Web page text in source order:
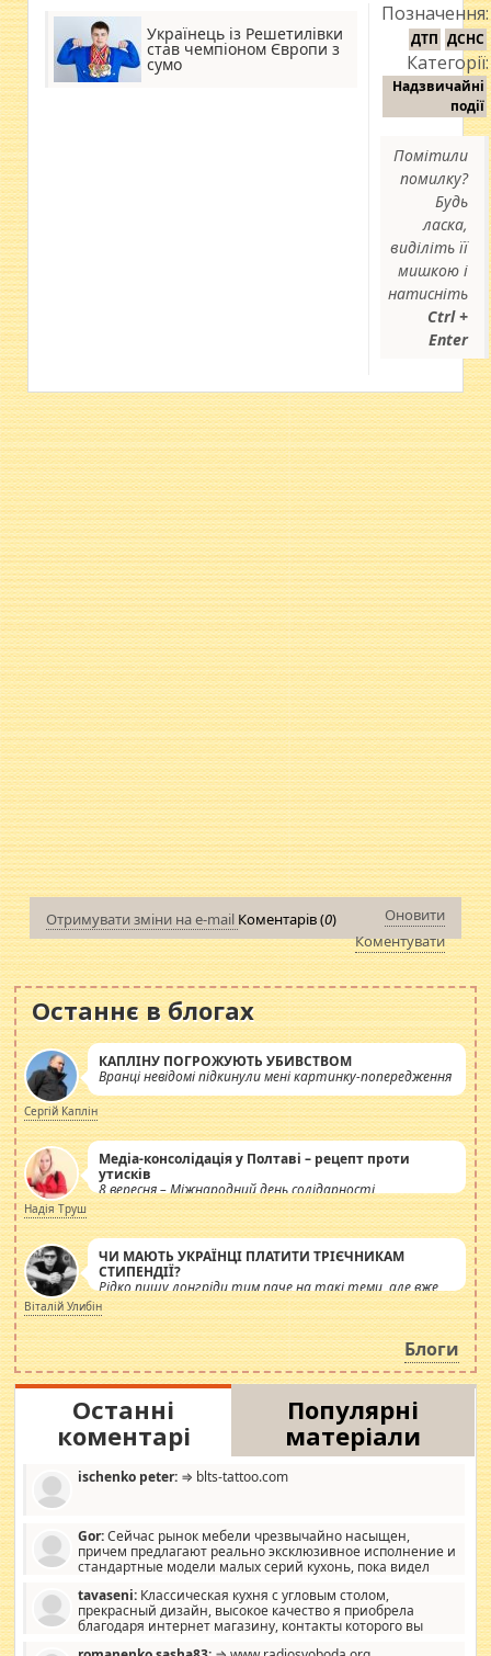
Українець із Решетилівки
став чемпіоном Європи з
сумо
Позначення:
ДТП ДСНС
Категорії:
Надзвичайні
події
Помітили
помилку?
Будь
ласка,
виділіть її
мишкою і
натисніть
Ctrl +
Enter
Отримувати зміни на e-mail Коментарів (0)
Оновити
Коментувати
Останнє в блогах
КАПЛІНУ ПОГРОЖУЮТЬ УБИВСТВОМ
Вранці невідомі підкинули мені картинку-попередження
Сергій Каплін
Медіа-консолідація у Полтаві – рецепт проти
утисків
8 вересня – Міжнародний день солідарності
журналістів.
Надія Труш
ЧИ МАЮТЬ УКРАЇНЦІ ПЛАТИТИ ТРІЄЧНИКАМ
СТИПЕНДІЇ?
Рідко пишу лонгріди тим паче на такі теми, але вже
просто дістало! Обурюють сьогоднішні інсенуації
навколо стипендіального питання. Штучно
роздувається ще одна соціальна катастрофа.
Віталій Улибін
Блоги
Останні
коментарі
Популярні
матеріали
ischenko peter: ⇒ blts-tattoo.com
Gor:Сейчас рынок мебели чрезвычайно насыщен,
причем предлагают реально эксклюзивное исполнение и
стандартные модели малых серий кухонь, пока видел
стандартные формы, в MebelOk, креативненько и что главное -
со вкусом все в порядке, без ненужных наворотов удорожающих
мебель, а это не последний фактор.
tavaseni: Классическая кухня с угловым столом,
прекрасный дизайн, высокое качество я приобрела
благодаря интернет магазину, контакты которого вы